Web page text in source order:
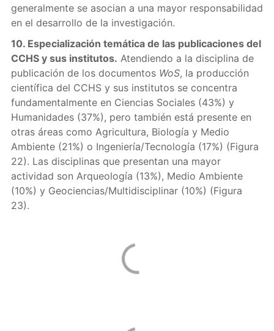
generalmente se asocian a una mayor responsabilidad
en el desarrollo de la investigación.
10. Especialización temática de las publicaciones del
CCHS y sus institutos. Atendiendo a la disciplina de
publicación de los documentos WoS, la producción
científica del CCHS y sus institutos se concentra
fundamentalmente en Ciencias Sociales (43%) y
Humanidades (37%), pero también está presente en
otras áreas como Agricultura, Biología y Medio
Ambiente (21%) o Ingeniería/Tecnología (17%) (Figura
22). Las disciplinas que presentan una mayor
actividad son Arqueología (13%), Medio Ambiente
(10%) y Geociencias/Multidisciplinar (10%) (Figura
23).